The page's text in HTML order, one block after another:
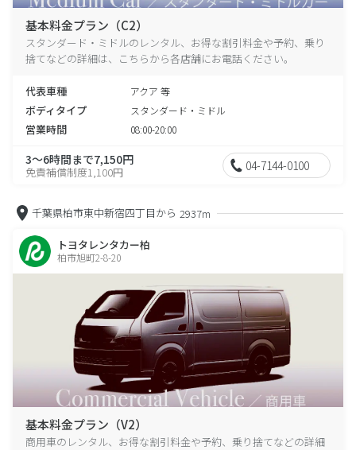
基本料金プラン（C2）
スタンダード・ミドルのレンタル、お得な割引料金や予約、乗り
捨てなどの詳細は、こちらから各店舗にお電話ください。
代表車種 アクア 等
ボディタイプ スタンダード・ミドル
営業時間 08:00-20:00
3～6時間まで7,150円
免責補償制度1,100円 04-7144-0100
千葉県柏市東中新宿四丁目から 2937m
トヨタレンタカー柏
柏市旭町2-8-20
基本料金プラン（V2）
商用車のレンタル、お得な割引料金や予約、乗り捨てなどの詳細